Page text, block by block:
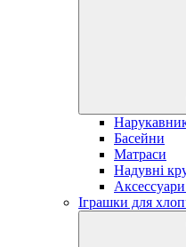
Басейни
Матраси
Надувні
Іграшки для